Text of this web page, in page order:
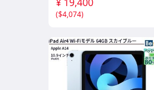
($4,074)